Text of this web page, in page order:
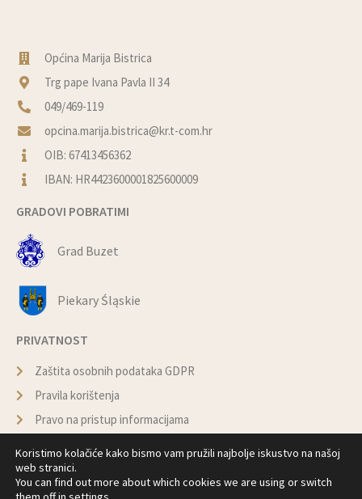
Općina Marija Bistrica
Trg pape Ivana Pavla II 34
049/469-119
opcina.marija.bistrica@kr.t-com.hr
OIB: 67413456362
IBAN: HR4423600001825600009
GRADOVI POBRATIMI
Grad Buzet
Piekary Śląskie
PRIVATNOST
Zaštita osobnih podataka GDPR
Pravila korištenja
Pravo na pristup informacijama
Koristimo kolačiće kako bismo vam pružili najbolje iskustvo na našoj
web stranici.
You can find out more about which cookies we are using or switch